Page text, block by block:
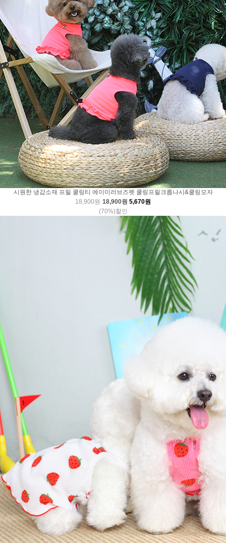
시원한 냉감소재 프릴 쿨링티 에이미러브즈펫 쿨링프릴크롭나시&쿨링모자
18,900원 18,900원 5,670원
(70%)할인